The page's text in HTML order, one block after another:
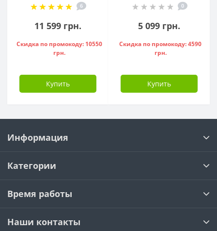
1500W, - 841286
6
11 599 грн.
Скидка по промокоду: 10550
грн.
Купить
951136
0
5 099 грн.
Скидка по промокоду: 4590
грн.
Купить
Информация
Категории
Время работы
Наши контакты